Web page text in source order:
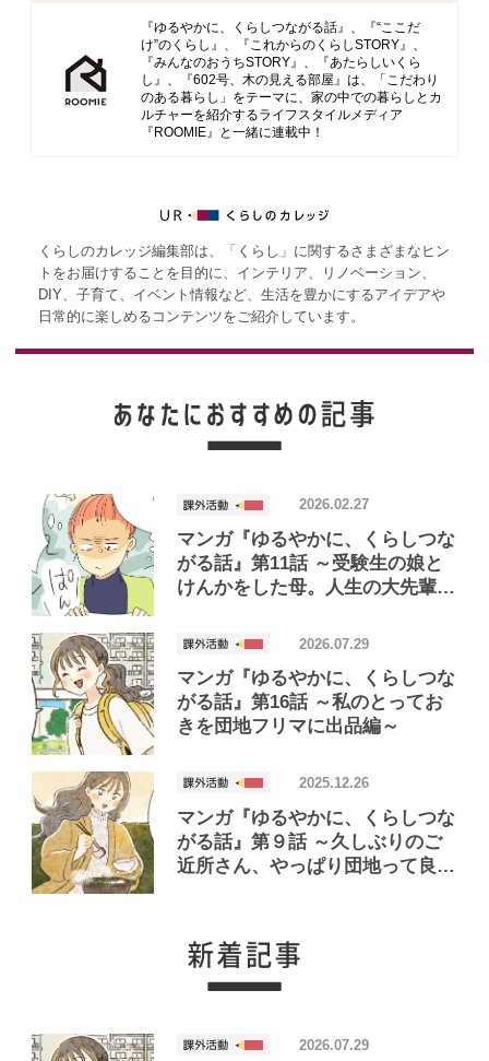
『ゆるやかに、くらしつながる話』、『“ここだ
け”のくらし』、『これからのくらしSTORY』、
『みんなのおうちSTORY』、『あたらしいくら
し』、『602号、木の見える部屋』は、「こだわり
のある暮らし」をテーマに、家の中での暮らしとカ
ルチャーを紹介するライフスタイルメディア
『ROOMIE』と一緒に連載中！
くらしのカレッジ編集部は、「くらし」に関するさまざまなヒン
トをお届けすることを目的に、インテリア、リノベーション、
DIY、子育て、イベント情報など、生活を豊かにするアイデアや
日常的に楽しめるコンテンツをご紹介しています。
マンガ『ゆるやかに、くらしつな
がる話』第11話 ～受験生の娘と
けんかをした母。人生の大先輩マ
2026.02.27
マンガ『ゆるやかに、くらしつな
がる話』第16話 ～私のとってお
きを団地フリマに出品編～
2026.07.29
マンガ『ゆるやかに、くらしつな
がる話』第９話 ～久しぶりのご
近所さん、やっぱり団地って良い
2025.12.26
2026.07.29